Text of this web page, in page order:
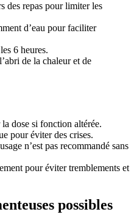
des repas pour limiter les
d’eau pour faciliter
6 heures.
de la chaleur et de
la dose si fonction altérée.
pour éviter des crises.
n’est pas recommandé sans
pour éviter tremblements et
possibles